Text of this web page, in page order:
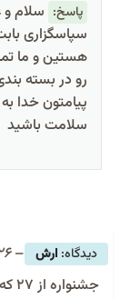
پاسخ: سلام و
سپاسگزاری
هستین و ما
رو در بسته
پیامتون خدا
سلامت باشید
ارش –
26
جشنواره از 27 که شروع میشه تا کی هست ؟